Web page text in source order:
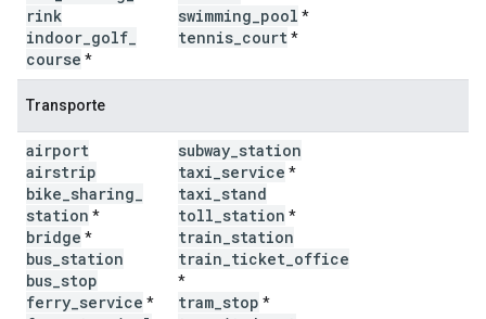
rink
indoor golf
course *
swimming pool *
tennis court*
Transporte
airport
airstrip
bike sharing
station *
bridge *
bus station
bus stop
ferry service *
subway station
taxi service *
taxi stand
toll station *
train station
train ticket office
*
tram stop *